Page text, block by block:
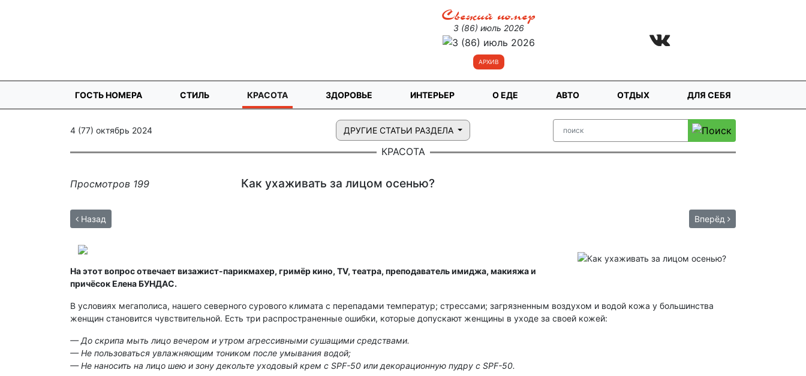
Свежий номер
3 (86) июль 2026
АРХИВ
ГОСТЬ НОМЕРА СТИЛЬ КРАСОТА ЗДОРОВЬЕ ИНТЕРЬЕР О ЕДЕ АВТО ОТДЫХ ДЛЯ СЕБЯ
4 (77) октябрь 2024 ДРУГИЕ СТАТЬИ РАЗДЕЛА
КРАСОТА
Просмотров 199 Как ухаживать за лицом осенью?
Назад Вперёд
На этот вопрос отвечает визажист-парикмахер, гримёр кино, TV, театра, преподаватель имиджа, макияжа и
причёсок Елена БУНДАС.
В условиях мегаполиса, нашего северного сурового климата с перепадами температур; стрессами; загрязненным воздухом и водой кожа у большинства
женщин становится чувствительной. Есть три распространенные ошибки, которые допускают женщины в уходе за своей кожей:
— До скрипа мыть лицо вечером и утром агрессивными сушащими средствами.
— Не пользоваться увлажняющим тоником после умывания водой;
— Не наносить на лицо шею и зону декольте уходовый крем с SPF-50 или декорационную пудру с SPF-50.